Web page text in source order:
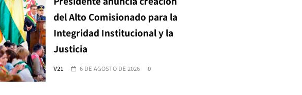
del Alto Comisionado para la
Integridad Institucional y la
Justicia
V21 6 DE AGOSTO DE 2026 0